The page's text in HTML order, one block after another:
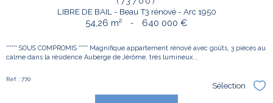
LIBRE DE BAIL - Beau T3 rénové - Arc 1950
54,26 m² - 640 000 €
****** SOUS COMPROMIS ***** Magnifique appartement rénové avec goûts, 3 pièces au
calme dans la résidence Auberge de Jérôme, très lumineux...
Réf : 770
Sélection